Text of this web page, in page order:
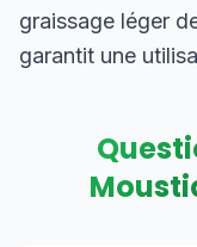
graissage léger
garantit une